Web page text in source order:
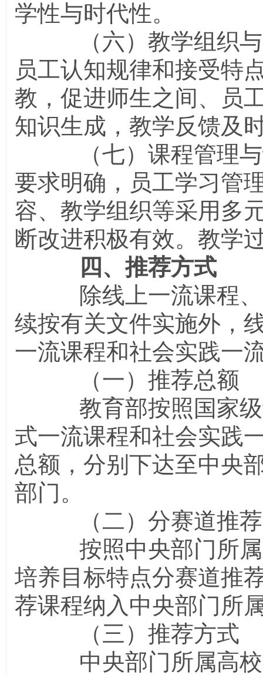
学性与时代性。
（六）教学组织与
员工认知规律和接受特
教，促进师生之间、员
知识生成，教学反馈及
（七）课程管理与
要求明确，员工学习管
容、教学组织等采用多
断改进积极有效。教学
四、推荐方式
除线上一流课程、
续按有关文件实施外，
一流课程和社会实践一
（一）推荐总额
教育部按照国家级
式一流课程和社会实践
总额，分别下达至中央
部门。
（二）分赛道推荐
按照中央部门所属
培养目标特点分赛道推
荐课程纳入中央部门所
（三）推荐方式
中央部门所属高校